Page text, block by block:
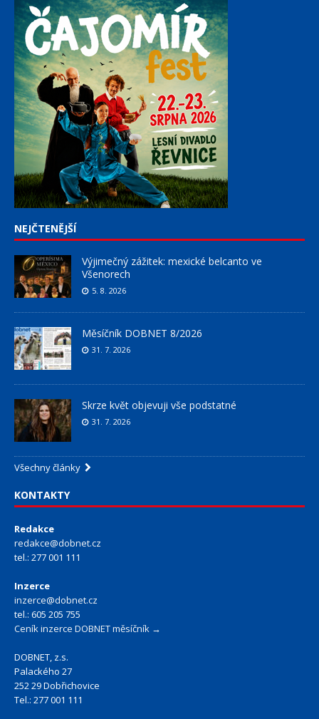
NEJČTENĚJŠÍ
Výjimečný zážitek: mexické belcanto ve
Všenorech
5. 8. 2026
Měsíčník DOBNET 8/2026
31. 7. 2026
Skrze květ objevuji vše podstatné
31. 7. 2026
Všechny články
KONTAKTY
Redakce
redakce@dobnet.cz
tel.: 277 001 111
Inzerce
inzerce@dobnet.cz
tel.: 605 205 755
Ceník inzerce DOBNET měsíčník →
DOBNET, z.s.
Palackého 27
252 29 Dobřichovice
Tel.: 277 001 111